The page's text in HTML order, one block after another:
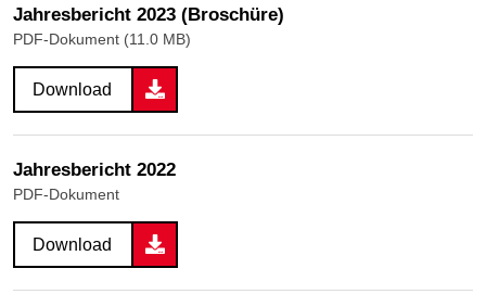
Jahresbericht 2023 (Broschüre)
PDF-Dokument (11.0 MB)
Download
Jahresbericht 2022
PDF-Dokument
Download